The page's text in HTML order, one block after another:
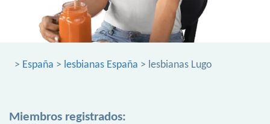
> España > lesbianas España > lesbianas Lugo
Miembros registrados: